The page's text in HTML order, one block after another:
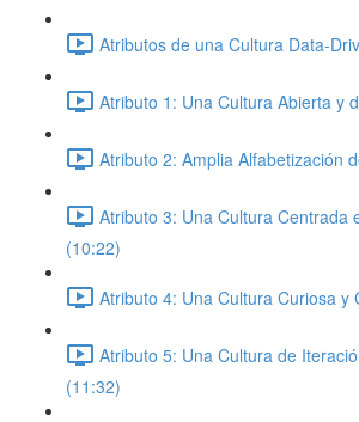
Atributos de una Cultura Data-
Atributo 1: Una Cultura Abierta y
Atributo 2: Amplia Alfabetización
Atributo 3: Una Cultura Centrada
(10:22)
Atributo 4: Una Cultura Curiosa y
Atributo 5: Una Cultura de
(11:32)